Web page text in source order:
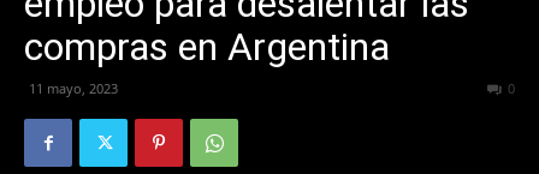
compras en Argentina
11 mayo, 2023 0